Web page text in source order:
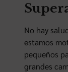
No hay
estamos
pequeños
grandes